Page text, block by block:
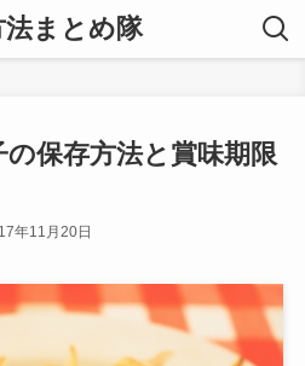
法まとめ隊
保存方法と賞味期限
年11月20日